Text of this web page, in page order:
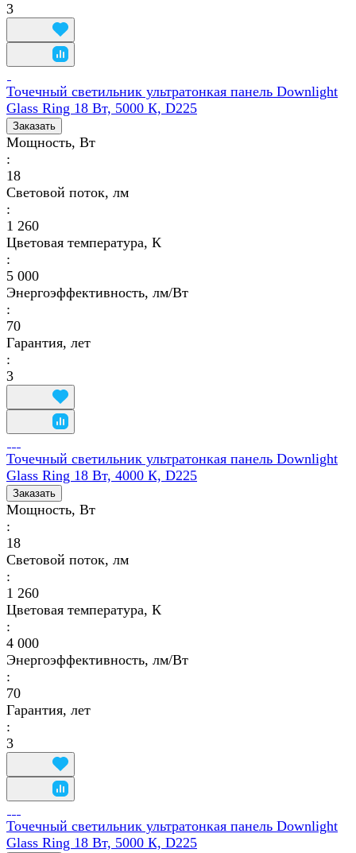
3
Точечный светильник ультратонкая панель Downlight
Glass Ring 18 Вт, 5000 К, D225
Заказать
Мощность, Вт
:
18
Световой поток, лм
:
1 260
Цветовая температура, К
:
5 000
Энергоэффективность, лм/Вт
:
70
Гарантия, лет
:
3
Точечный светильник ультратонкая панель Downlight
Glass Ring 18 Вт, 4000 К, D225
Заказать
Мощность, Вт
:
18
Световой поток, лм
:
1 260
Цветовая температура, К
:
4 000
Энергоэффективность, лм/Вт
:
70
Гарантия, лет
:
3
Точечный светильник ультратонкая панель Downlight
Glass Ring 18 Вт, 5000 К, D225